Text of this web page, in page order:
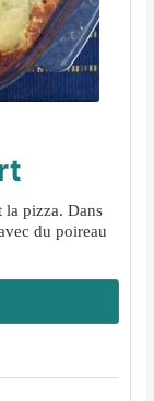
la pizza. Dans
du poireau